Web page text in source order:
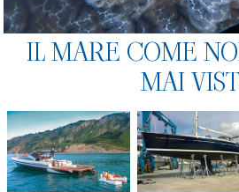
IL MARE COME
MAI